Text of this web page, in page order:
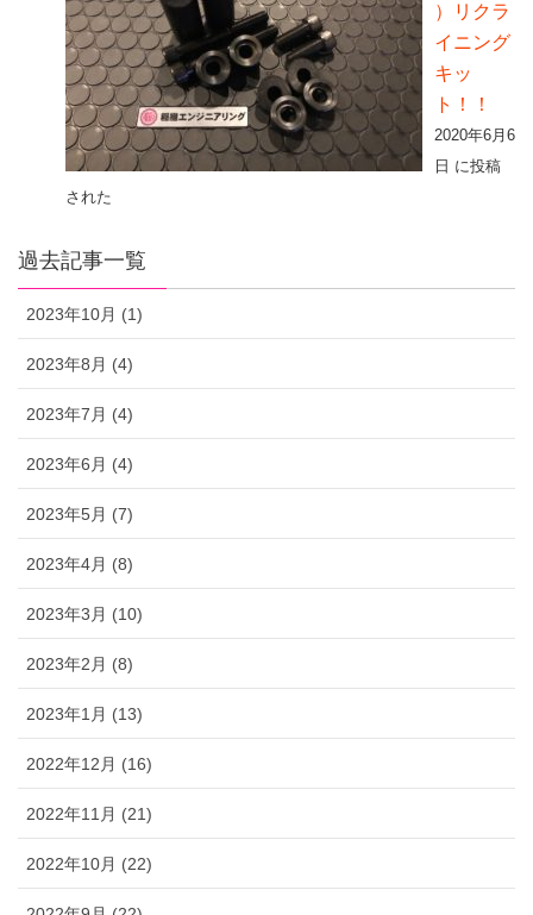
）リクラ
イニング
キッ
ト！！
2020年6月6
日 に投稿
された
過去記事一覧
2023年10月 (1)
2023年8月 (4)
2023年7月 (4)
2023年6月 (4)
2023年5月 (7)
2023年4月 (8)
2023年3月 (10)
2023年2月 (8)
2023年1月 (13)
2022年12月 (16)
2022年11月 (21)
2022年10月 (22)